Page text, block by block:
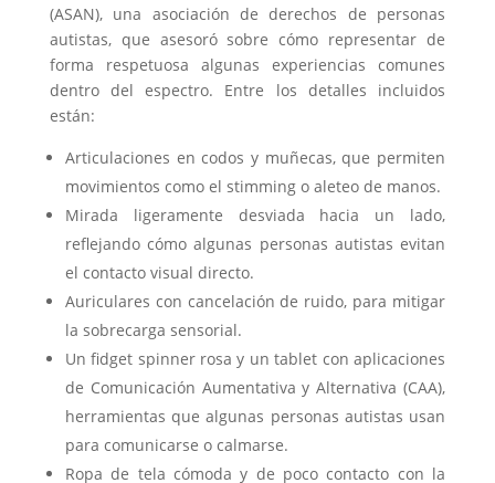
(ASAN), una asociación de derechos de personas
autistas, que asesoró sobre cómo representar de
forma respetuosa algunas experiencias comunes
dentro del espectro. Entre los detalles incluidos
están:
Articulaciones en codos y muñecas, que permiten
movimientos como el stimming o aleteo de manos.
Mirada ligeramente desviada hacia un lado,
reflejando cómo algunas personas autistas evitan
el contacto visual directo.
Auriculares con cancelación de ruido, para mitigar
la sobrecarga sensorial.
Un fidget spinner rosa y un tablet con aplicaciones
de Comunicación Aumentativa y Alternativa (CAA),
herramientas que algunas personas autistas usan
para comunicarse o calmarse.
Ropa de tela cómoda y de poco contacto con la